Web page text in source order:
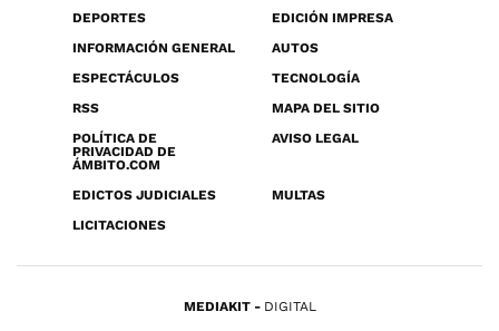
DEPORTES
EDICIÓN IMPRESA
INFORMACIÓN GENERAL
AUTOS
ESPECTÁCULOS
TECNOLOGÍA
RSS
MAPA DEL SITIO
POLÍTICA DE
PRIVACIDAD DE
ÁMBITO.COM
AVISO LEGAL
EDICTOS JUDICIALES
MULTAS
LICITACIONES
MEDIAKIT DIGITAL